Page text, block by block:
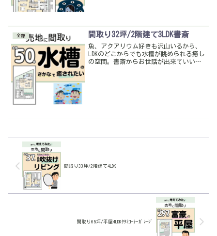
全部 間取り32坪/2階建て3LDK書斎
魚、アクアリウム好きも沢山いるから、
LDKのどこからでも水槽が眺められる癒し
の空間。書斎からお世話が出来ていい感
間取り33坪/2階建て4LDK
間取り65坪/平屋4LDKﾀﾀﾐｺｰﾅｰｶﾞﾚｰｼﾞ